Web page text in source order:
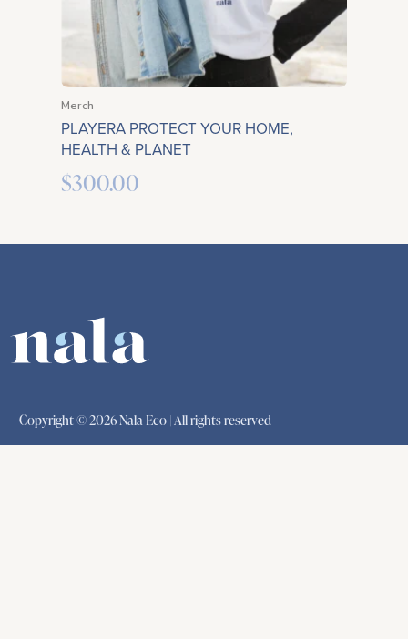
Merch
PLAYERA PROTECT YOUR HOME,
HEALTH & PLANET
$300.00
Copyright © 2026 Nala Eco | All rights reserved